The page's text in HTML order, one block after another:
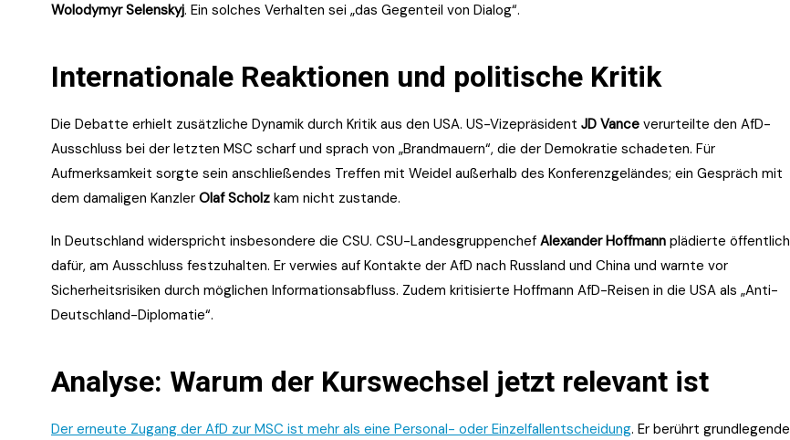
Wolodymyr Selenskyj. Ein solches Verhalten sei „das Gegenteil von Dialog“.
Internationale Reaktionen und politische Kritik
Die Debatte erhielt zusätzliche Dynamik durch Kritik aus den USA. US-Vizepräsident JD Vance verurteilte den AfD-
Ausschluss bei der letzten MSC scharf und sprach von „Brandmauern“, die der Demokratie schadeten. Für
Aufmerksamkeit sorgte sein anschließendes Treffen mit Weidel außerhalb des Konferenzgeländes; ein Gespräch mit
dem damaligen Kanzler Olaf Scholz kam nicht zustande.
In Deutschland widerspricht insbesondere die CSU. CSU-Landesgruppenchef Alexander Hoffmann plädierte öffentlich
dafür, am Ausschluss festzuhalten. Er verwies auf Kontakte der AfD nach Russland und China und warnte vor
Sicherheitsrisiken durch möglichen Informationsabfluss. Zudem kritisierte Hoffmann AfD-Reisen in die USA als „Anti-
Deutschland-Diplomatie“.
Analyse: Warum der Kurswechsel jetzt relevant ist
Der erneute Zugang der AfD zur MSC ist mehr als eine Personal- oder Einzelfallentscheidung. Er berührt grundlegende